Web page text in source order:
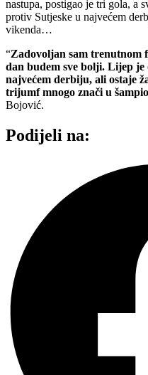
nastupa, postigao je tri gola, a
protiv Sutjeske u najvećem
vikenda…
“Zadovoljan sam trenutnom
dan budem sve bolji. Lijep je
najvećem derbiju, ali ostaje
trijumf mnogo znači u
Bojović.
Podijeli na: